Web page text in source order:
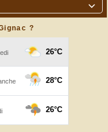

?